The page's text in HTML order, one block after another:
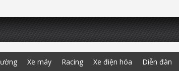
Xe máy Racing Xe điện hóa Diễn đàn